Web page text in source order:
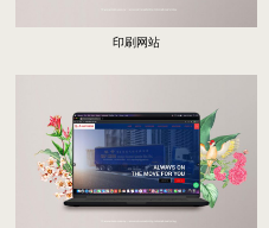
印刷网站